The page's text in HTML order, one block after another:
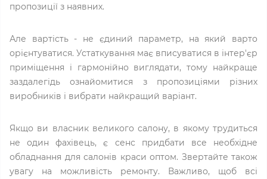
пропозиції з наявних.
Але вартість - не єдиний параметр, на який варто
орієнтуватися. Устаткування має вписуватися в інтер'єр
приміщення і гармонійно виглядати, тому найкраще
заздалегідь ознайомитися з пропозиціями різних
виробників і вибрати найкращий варіант.
Якщо ви власник великого салону, в якому трудиться
не один фахівець, є сенс придбати все необхідне
обладнання для салонів краси оптом. Звертайте також
увагу на можливість ремонту. Важливо, щоб всі